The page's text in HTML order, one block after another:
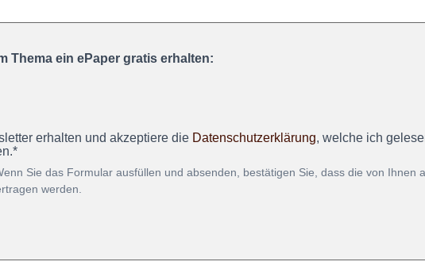
Thema ein ePaper gratis erhalten:
erhalten und akzeptiere die Datenschutzerklärung, welche ich
Sie das Formular ausfüllen und absenden, bestätigen Sie, dass die von Ihnen
werden.